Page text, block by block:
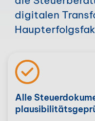
digitalen
Alle